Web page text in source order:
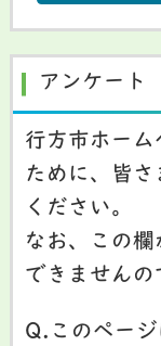
アンケート
行方市ホーム
ために、皆
ください。
なお、この
できませんの
Q.このペー